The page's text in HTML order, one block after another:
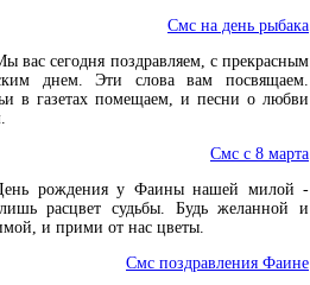
Смс на день рыбака
вас сегодня поздравляем, с прекрасным
днем. Эти слова вам посвящаем.
в газетах помещаем, и песни о любви
Смс с 8 марта
рождения у Фаины нашей милой -
расцвет судьбы. Будь желанной и
и прими от нас цветы.
Смс поздравления Фаине